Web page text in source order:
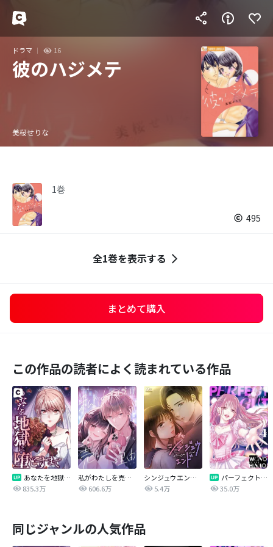
ドラマ 16
彼のハジメテ
美桜せりな
1巻
495
全1巻を表示する
まとめて購入
この作品の読者によく読まれている作品
あなたを地獄に堕とすまで
835.3万
私がわたしを売る理由
606.6万
シンジュウエンド【タテヨミ】
5.4万
パーフェクトグリッター
35.0万
同じジャンルの人気作品